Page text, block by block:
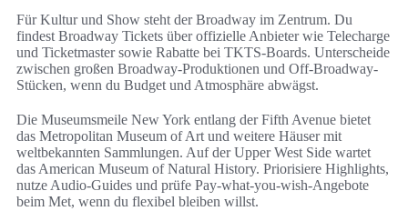
Für Kultur und Show steht der Broadway im Zentrum. Du
findest Broadway Tickets über offizielle Anbieter wie Telecharge
und Ticketmaster sowie Rabatte bei TKTS-Boards. Unterscheide
zwischen großen Broadway-Produktionen und Off-Broadway-
Stücken, wenn du Budget und Atmosphäre abwägst.
Die Museumsmeile New York entlang der Fifth Avenue bietet
das Metropolitan Museum of Art und weitere Häuser mit
weltbekannten Sammlungen. Auf der Upper West Side wartet
das American Museum of Natural History. Priorisiere Highlights,
nutze Audio-Guides und prüfe Pay-what-you-wish-Angebote
beim Met, wenn du flexibel bleiben willst.